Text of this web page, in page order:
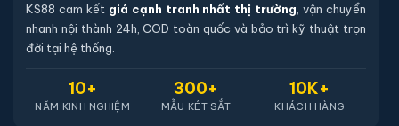
out bạn kiểm tra lại thông tin sản phẩm 1 lần nữa. Nếu
những thông tin đã chính xác bạn tiếp tục ấn thanh
hình để chúng tôi có thể hỗ trợ bạn. Sau đó ấn submit
nhân viên của két sắt nhập khẩu 88 sẽ gọi lại xác nhận
KS88 cam kết giá cạnh tranh nhất thị trường , vận chuyển
nhanh nội thành 24h, COD toàn quốc và bảo trì kỹ thuật trọn
đời tại hệ thống.
10+
NĂM KINH NGHIỆM
300+
MẪU KÉT SẮT
10K+
KHÁCH HÀNG